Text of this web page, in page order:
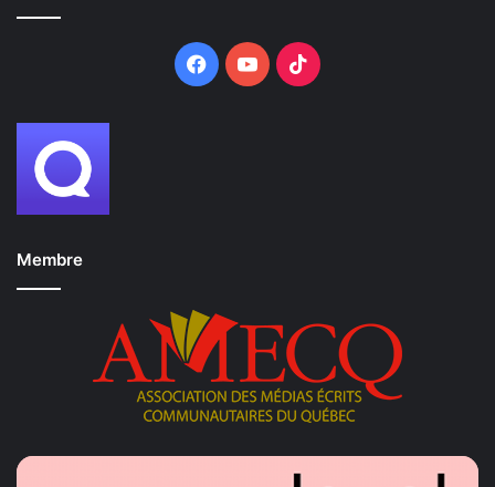
Facebook
YouTubeTikTok
Membre